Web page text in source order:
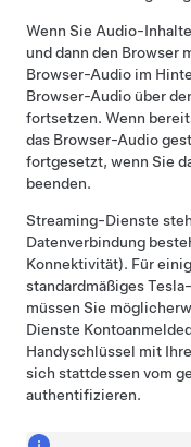
Wenn Sie Audio-
und dann den Browser
Browser-Audio im
Browser-Audio über
fortsetzen. Wenn
das Browser-Audio
fortgesetzt, wenn Sie
beenden.
Streaming-Dienste
Datenverbindung
Konnektivität). Für
standardmäßiges
müssen Sie
Dienste
Handyschlüssel mit
sich stattdessen vom
authentifizieren.